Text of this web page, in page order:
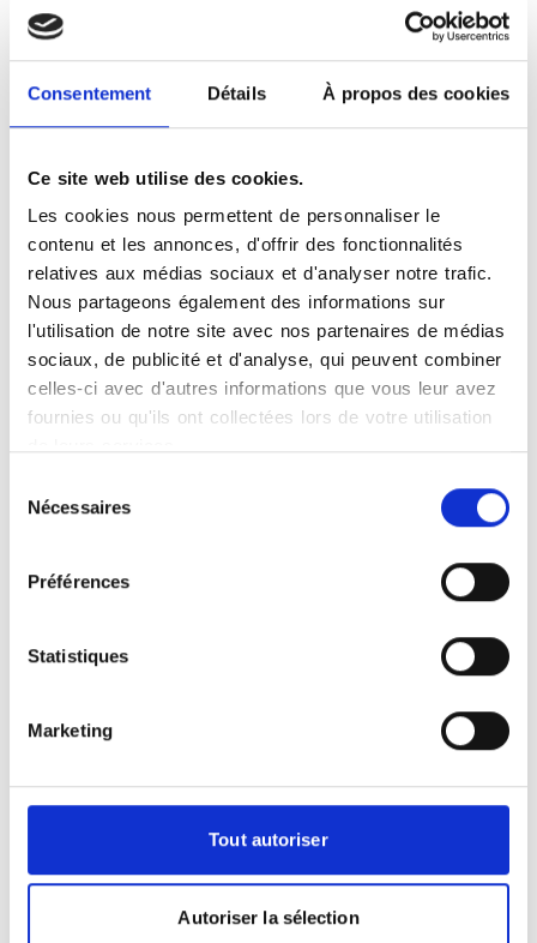
Consentement Détails À propos des cookies
Ce site web utilise des cookies.
Les cookies nous permettent de personnaliser le
contenu et les annonces, d'offrir des fonctionnalités
relatives aux médias sociaux et d'analyser notre trafic.
Nous partageons également des informations sur
l'utilisation de notre site avec nos partenaires de médias
sociaux, de publicité et d'analyse, qui peuvent combiner
celles-ci avec d'autres informations que vous leur avez
fournies ou qu'ils ont collectées lors de votre utilisation
Nécessaires
Préférences
Statistiques
Marketing
Tout autoriser
Autoriser la sélection
d'imagerie de Cenon dispose d'un IRM
de dernière génération, garantissant un
surspécialisés du réseau Vidi assurent
des diagnostics rapides et fiables, en
alliant expertise médicale et
accompagnement humain. À Cenon,
chaque patient bénéficie d'une prise en
charge individualisée, attentive et
rassurante.
exploitant les interactions entre champs
Sans effet néfaste connu sur
réalisé même chez les sujets fragiles
salle d'examen est sécurisée avec des
contrôles d'accès stricts pour prévenir
tout risque lié au champ magnétique
permanent. Les manipulateurs
les antennes de réception avant de